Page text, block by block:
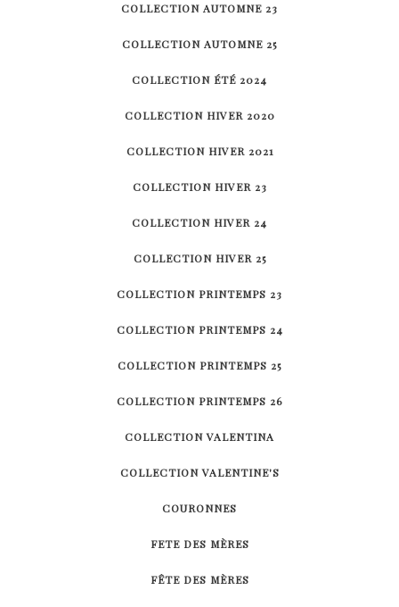
COLLECTION AUTOMNE 23
COLLECTION AUTOMNE 25
COLLECTION ÉTÉ 2024
COLLECTION HIVER 2020
COLLECTION HIVER 2021
COLLECTION HIVER 23
COLLECTION HIVER 24
COLLECTION HIVER 25
COLLECTION PRINTEMPS 23
COLLECTION PRINTEMPS 24
COLLECTION PRINTEMPS 25
COLLECTION PRINTEMPS 26
COLLECTION VALENTINA
COLLECTION VALENTINE'S
COURONNES
FETE DES MÈRES
FÊTE DES MÈRES